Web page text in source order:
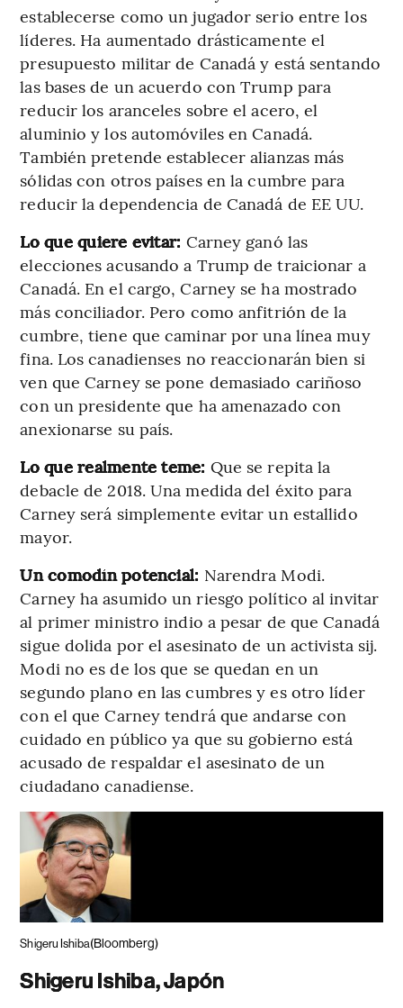
establecerse como un jugador serio entre los
líderes. Ha aumentado drásticamente el
presupuesto militar de Canadá y está sentando
las bases de un acuerdo con Trump para
reducir los aranceles sobre el acero, el
aluminio y los automóviles en Canadá.
También pretende establecer alianzas más
sólidas con otros países en la cumbre para
reducir la dependencia de Canadá de EE UU.
Lo que quiere evitar: Carney ganó las
elecciones acusando a Trump de traicionar a
Canadá. En el cargo, Carney se ha mostrado
más conciliador. Pero como anfitrión de la
cumbre, tiene que caminar por una línea muy
fina. Los canadienses no reaccionarán bien si
ven que Carney se pone demasiado cariñoso
con un presidente que ha amenazado con
anexionarse su país.
Lo que realmente teme: Que se repita la
debacle de 2018. Una medida del éxito para
Carney será simplemente evitar un estallido
mayor.
Un comodín potencial: Narendra Modi.
Carney ha asumido un riesgo político al invitar
al primer ministro indio a pesar de que Canadá
sigue dolida por el asesinato de un activista sij.
Modi no es de los que se quedan en un
segundo plano en las cumbres y es otro líder
con el que Carney tendrá que andarse con
cuidado en público ya que su gobierno está
acusado de respaldar el asesinato de un
ciudadano canadiense.
Shigeru Ishiba(Bloomberg)
Shigeru Ishiba, Japón